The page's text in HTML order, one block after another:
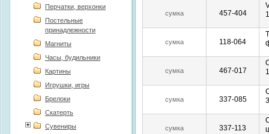
Перчатки, верхонки
Постельные
принадлежности
Магниты
Часы, будильники
Картины
Игрушки, игры
Брелоки
Скатерть
Сувениры
сумка 457-404
сумка 118-064
сумка 467-017
сумка 337-085
сумка 337-113